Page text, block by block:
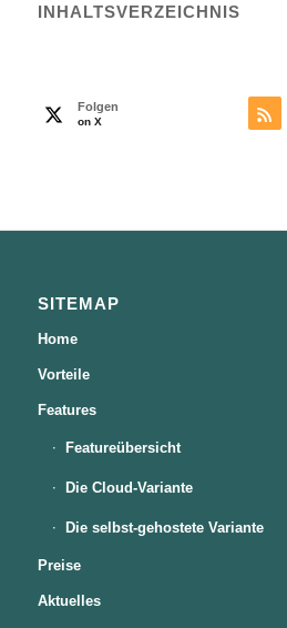
INHALTS­VERZEICHNIS
Folgen
on X
SITEMAP
Home
Vorteile
Features
Featureübersicht
Die Cloud-Variante
Die selbst-gehostete Variante
Preise
Aktuelles